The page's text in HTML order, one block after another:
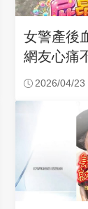
女警產後
網友心痛
2026/04/23